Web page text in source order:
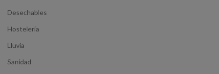
Desechables
Hostelería
Lluvia
Sanidad